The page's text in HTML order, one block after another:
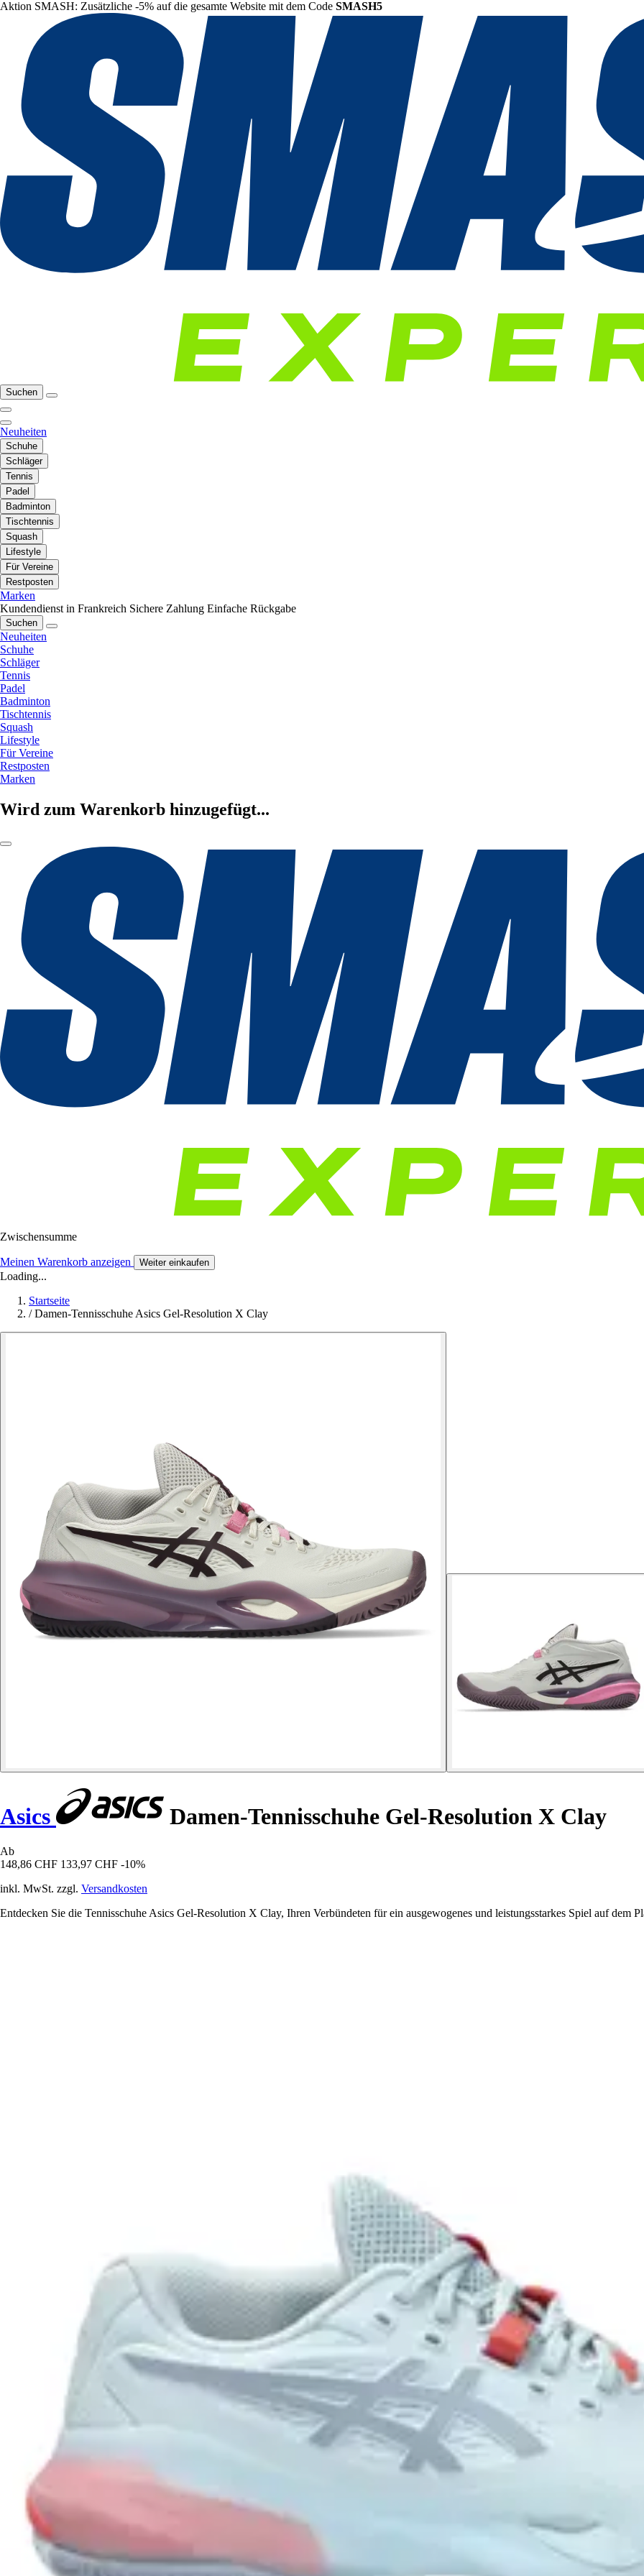
Aktion SMASH: Zusätzliche -5% auf die gesamte Website mit dem Code SMASH5
Suchen
Neuheiten
Schuhe
Schläger
Tennis
Padel
Badminton
Tischtennis
Squash
Lifestyle
Für Vereine
Restposten
Marken
Kundendienst in Frankreich Sichere Zahlung Einfache Rückgabe
Suchen
Neuheiten
Schuhe
Schläger
Tennis
Padel
Badminton
Tischtennis
Squash
Lifestyle
Für Vereine
Restposten
Marken
Wird zum Warenkorb hinzugefügt...
Zwischensumme
Meinen Warenkorb anzeigen Weiter einkaufen
Loading...
Startseite
/ Damen-Tennisschuhe Asics Gel-Resolution X Clay
Asics Damen-Tennisschuhe Gel-Resolution X Clay
Ab
148,86 CHF 133,97 CHF -10%
inkl. MwSt. zzgl. Versandkosten
Entdecken Sie die Tennisschuhe Asics Gel-Resolution X Clay, Ihren Verbündeten für ein ausgewogenes und leistungsstarkes Spiel auf dem